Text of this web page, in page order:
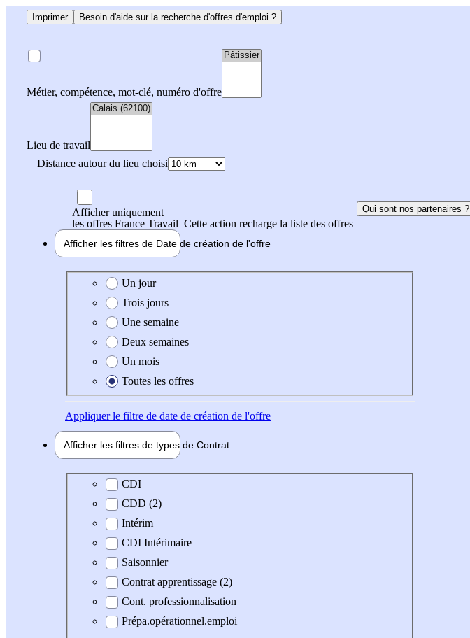
Imprimer Besoin d'aide sur la recherche d'offres d'emploi ?
Métier, compétence, mot-clé, numéro d'offre
Lieu de travail
Distance autour du lieu choisi
Afficher uniquement
les offres France Travail Cette action recharge la liste des offres
Qui sont nos partenaires ?
Afficher les filtres de Date de création de l'offre
Date de création de l'offre
Un jour
Trois jours
Une semaine
Deux semaines
Un mois
Toutes les offres
Appliquerle filtre de date de création de l'offre
Afficher les filtres de types de Contrat
Type de contrat
CDI
CDD (2)
Intérim
CDI Intérimaire
Saisonnier
Contrat apprentissage (2)
Cont. professionnalisation
Prépa.opérationnel.emploi